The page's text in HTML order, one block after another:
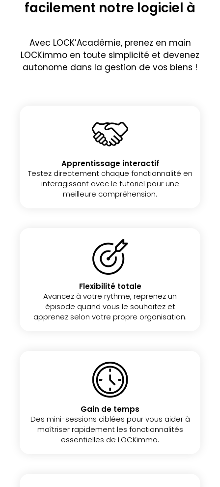
facilement notre logiciel à
Avec LOCK’Académie, prenez en main
LOCKimmo en toute simplicité et devenez
autonome dans la gestion de vos biens !
Apprentissage interactif
Testez directement chaque fonctionnalité en
interagissant avec le tutoriel pour une
meilleure compréhension.
Flexibilité totale
Avancez à votre rythme, reprenez un
épisode quand vous le souhaitez et
apprenez selon votre propre organisation.
Gain de temps
Des mini-sessions ciblées pour vous aider à
maîtriser rapidement les fonctionnalités
essentielles de LOCKimmo.